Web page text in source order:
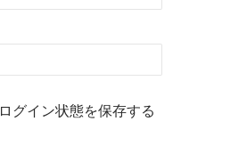
ログイン状態を保存する